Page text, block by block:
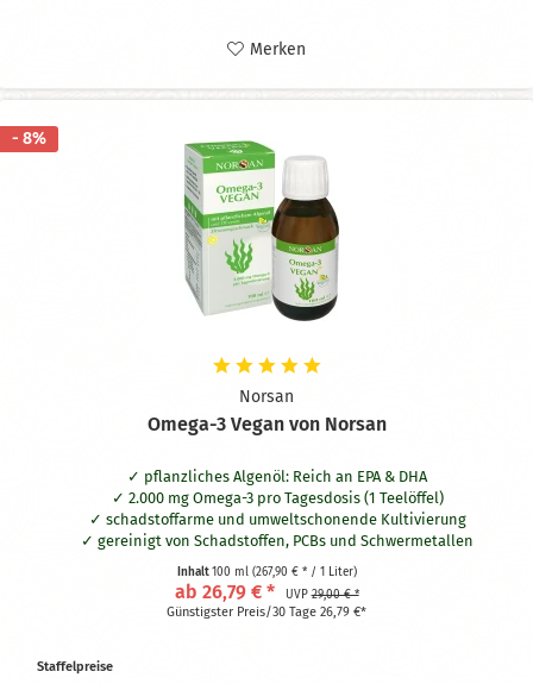
Merken
- 8%
Norsan
Omega-3 Vegan von Norsan
pflanzliches Algenöl: Reich an EPA & DHA
2.000 mg Omega-3 pro Tagesdosis (1 Teelöffel)
schadstoffarme und umweltschonende Kultivierung
gereinigt von Schadstoffen, PCBs und Schwermetallen
biologisches Olivenöl als Antioxidans 800 IE Vitamin D3
(vegan)
angenehmer Zitronengeschmack
Inhalt100 ml (267,90 € * / 1 Liter)
ab 26,79 € * UVP29,00 € *
Günstigster Preis/30 Tage 26,79 €*
Staffelpreise